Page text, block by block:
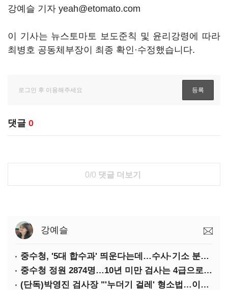
강예슬 기자 yeah@etomato.com
이 기사는 뉴스토마토 보도준칙 및 윤리강령에 따라
최병호 공동체부장이 최종 확인·수정했습니다.
댓글 0
0/0 댓글 더보기
강예슬
중수청, '5대 합수과' 띄운다는데…수사·기소 분리로 협력방안 '부재'
중수청 정원 2874명…10년 미만 검사는 4급으로 임용
(단독)박영진 검사장 "'누더기 걸레' 형소법…이재명 대통령 책임져야"